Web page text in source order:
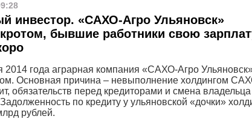
инвестор. «САХО-Агро Ульяновск»
бывшие работники свою
2014 года аграрная компания «САХО-Агро
Основная причина – невыполнение холдингом
обязательств перед кредиторами и смена владельца
по кредиту у ульяновской «дочки»
рублей.